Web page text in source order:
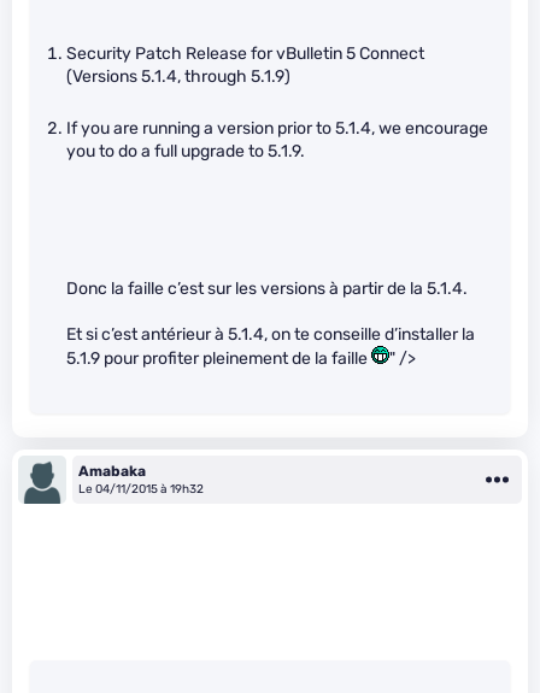
Security Patch Release for vBulletin 5 Connect
(Versions 5.1.4, through 5.1.9)
If you are running a version prior to 5.1.4, we encourage
you to do a full upgrade to 5.1.9.
Donc la faille c’est sur les versions à partir de la 5.1.4.
Et si c’est antérieur à 5.1.4, on te conseille d’installer la
5.1.9 pour profiter pleinement de la faille
" />
Amabaka
Le 04/11/2015 à 19h32